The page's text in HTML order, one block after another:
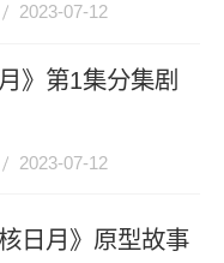
2023-07-12
》第1集分集剧
2023-07-12
日月》原型故事